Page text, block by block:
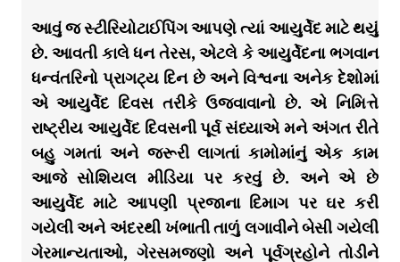
આવું જ સ્ટીરિયોટાઈપિંગ આપણે ત્યાં આયુર્વેદ માટે થયું
છે. આવતી કાલે ધન તેરસ, એટલે કે આયુર્વેદના ભગવાન
ધન્વંતરિનો પ્રાગટ્ય દિન છે અને વિશ્વના અનેક દેશોમાં
એ આયુર્વેદ દિવસ તરીકે ઉજવાવાનો છે. એ નિમિત્તે
રાષ્ટ્રીય આયુર્વેદ દિવસની પૂર્વ સંધ્યાએ મને અંગત રીતે
બહુ ગમતાં અને જરૂરી લાગતાં કામોમાંનું એક કામ
આજે સોશિયલ મીડિયા પર કરવું છે. અને એ છે
આયુર્વેદ માટે આપણી પ્રજાના દિમાગ પર ઘર કરી
ગયેલી અને અંદરથી ખંભાતી તાળું લગાવીને બેસી ગયેલી
ગેરમાન્યતાઓ, ગેરસમજણો અને પૂર્વગ્રહોને તોડીને